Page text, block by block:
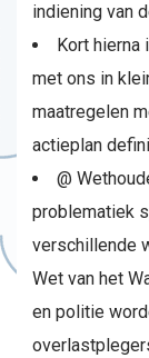
indiening van
Kort hierna
met ons in
maatregelen
actieplan
@
problematiek
verschillende
Wet van het
en politie